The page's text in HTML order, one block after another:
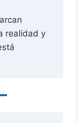
realidad y